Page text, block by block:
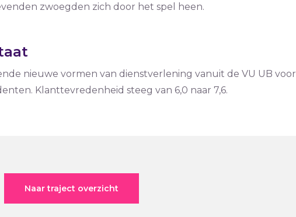
zwoegden zich door het spel heen.
nieuwe vormen van dienstverlening vanuit de VU UB voor
Klanttevredenheid steeg van 6,0 naar 7,6.
Naar traject overzicht